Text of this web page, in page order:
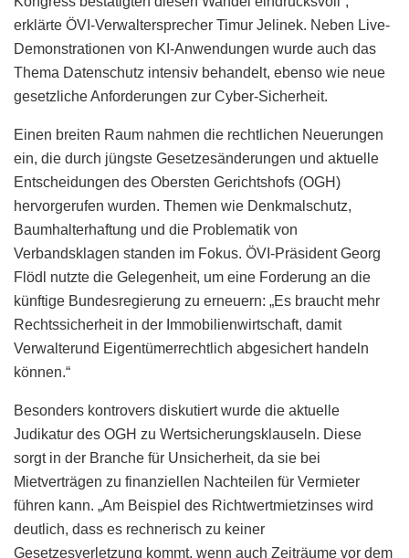
erklärte ÖVI-Verwaltersprecher Timur Jelinek. Neben Live-
Demonstrationen von KI-Anwendungen wurde auch das
Thema Datenschutz intensiv behandelt, ebenso wie neue
gesetzliche Anforderungen zur Cyber-Sicherheit.
Einen breiten Raum nahmen die rechtlichen Neuerungen
ein, die durch jüngste Gesetzesänderungen und aktuelle
Entscheidungen des Obersten Gerichtshofs (OGH)
hervorgerufen wurden. Themen wie Denkmalschutz,
Baumhalterhaftung und die Problematik von
Verbandsklagen standen im Fokus. ÖVI-Präsident Georg
Flödl nutzte die Gelegenheit, um eine Forderung an die
künftige Bundesregierung zu erneuern: „Es braucht mehr
Rechtssicherheit in der Immobilienwirtschaft, damit
Verwalterund Eigentümerrechtlich abgesichert handeln
können.“
Besonders kontrovers diskutiert wurde die aktuelle
Judikatur des OGH zu Wertsicherungsklauseln. Diese
sorgt in der Branche für Unsicherheit, da sie bei
Mietverträgen zu finanziellen Nachteilen für Vermieter
führen kann. „Am Beispiel des Richtwertmietzinses wird
deutlich, dass es rechnerisch zu keiner
Gesetzesverletzung kommt, wenn auch Zeiträume vor dem